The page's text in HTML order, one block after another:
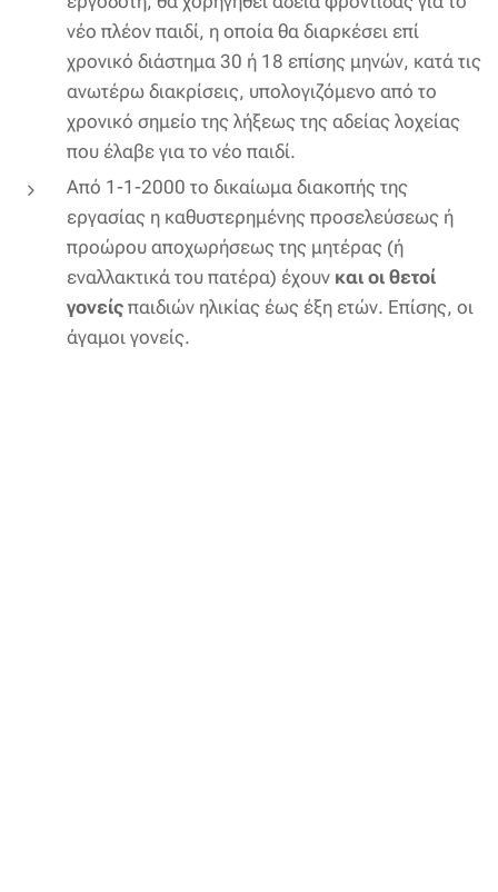
νέο πλέον παιδί, η οποία θα διαρκέσει επί
χρονικό διάστημα 30 ή 18 επίσης μηνών, κατά τις
ανωτέρω διακρίσεις, υπολογιζόμενο από το
χρονικό σημείο της λήξεως της αδείας λοχείας
που έλαβε για το νέο παιδί.
Από 1-1-2000 το δικαίωμα διακοπής της
εργασίας η καθυστερημένης προσελεύσεως ή
προώρου αποχωρήσεως της μητέρας (ή
εναλλακτικά του πατέρα) έχουν και οι θετοί
γονείς παιδιών ηλικίας έως έξη ετών. Επίσης, οι
άγαμοι γονείς.